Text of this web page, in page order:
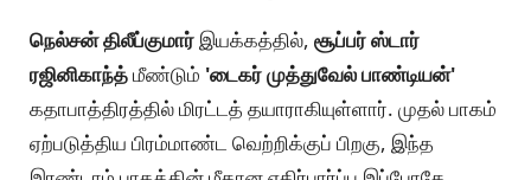
நெல்சன் திலீப்குமார்இயக்கத்தில், சூப்பர் ஸ்டார்
ரஜினிகாந்த்மீண்டும் 'டைகர் முத்துவேல் பாண்டியன்'
கதாபாத்திரத்தில் மிரட்டத் தயாராகியுள்ளார். முதல் பாகம்
ஏற்படுத்திய பிரம்மாண்ட வெற்றிக்குப் பிறகு, இந்த